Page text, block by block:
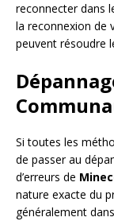
reconnecter dans
la reconnexion de
peuvent résoudre
Si toutes les
de passer au
d’erreurs de
nature exacte du
généralement